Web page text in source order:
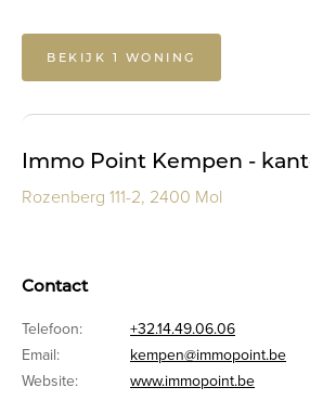
BEKIJK 1 WONING
Immo Point Kempen -
Rozenberg 111-2, 2400 Mol
Contact
Telefoon:
+32.14.49.06.06
Email:
kempen@immopoint.be
Website:
www.immopoint.be